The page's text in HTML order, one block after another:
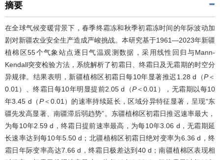
摘要
在全球气候变暖背景下，春季终霜冻和秋季初霜冻时间的年际波动加
剧对新疆农业安全生产造成严峻挑战。本研究基于1961―2023年新疆
植棉区55个气象站点逐日气温观测数据，采用线性回归与Mann-
Kendall突变检验方法，系统解析了初霜日、终霜日及无霜期的时空分
异规律。结果表明，新疆植棉区初霜日每10年显著推迟1.28 d（P＜
0.01）、终霜日每10年明显提前2.05 d（P＜0.01），无霜期以每10
年3.45 d（P＜0.01）的速率持续延长，区域分异特征显著，呈现“东
疆先发高显著、南疆滞后弱趋势”。东疆植棉区初霜日推迟速率最大，
为每10年2.59 d，终霜日提前速率最高，为每10年3.06 d，无霜期延
长速率达到每10年5.50 d；北疆植棉区初霜日绝对变率为6.36 d，终
霜日年际变率高达7.66 d，终霜日极差达到40 d；南疆植棉区表现相